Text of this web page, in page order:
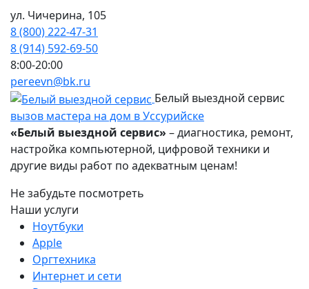
ул. Чичерина, 105
8 (800) 222-47-31
8 (914) 592-69-50
8:00-20:00
pereevn@bk.ru
Белый выездной сервис
вызов мастера на дом в Уссурийске
«Белый выездной сервис» – диагностика, ремонт,
настройка компьютерной, цифровой техники и
другие виды работ по адекватным ценам!
Не забудьте посмотреть
Наши услуги
Ноутбуки
Apple
Оргтехника
Интернет и сети